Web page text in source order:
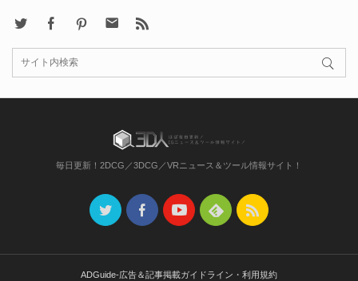
FacebookPinterest Contact
毎日更新！2DCG／3DCG／VRニュース＆ツール情報サイト！
ADGuide-広告＆記事掲載ガイドライン・利用規約